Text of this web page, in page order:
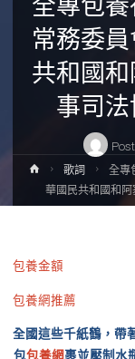
全專包
常務委
共和國
事司
Home歌詞
全專
華國民共和國和
包養金額
包養網推薦
全國這些千紙鶴，帶
包包養網裹並壓制水